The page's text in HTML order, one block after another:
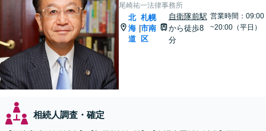
尾崎祐一法律事務所
北
海
道
|
札幌
市南
区
自衛隊前駅
から徒歩8
分
営業時間：09:00
~20:00（平日）
相続人調査・確定